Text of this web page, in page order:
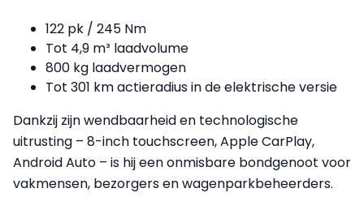
122 pk / 245 Nm
Tot 4,9 m³ laadvolume
800 kg laadvermogen
Tot 301 km actieradius in de elektrische versie
Dankzij zijn wendbaarheid en technologische
uitrusting – 8-inch touchscreen, Apple CarPlay,
Android Auto – is hij een onmisbare bondgenoot voor
vakmensen, bezorgers en wagenparkbeheerders.